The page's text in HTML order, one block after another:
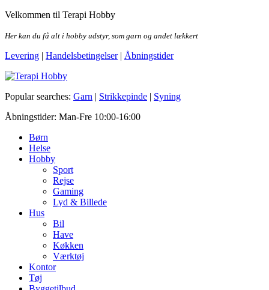
Skip
the
Velkommen til Terapi Hobby
Her kan du få alt i hobby udstyr, som garn og andet lækkert
Levering | Handelsbetingelser| Åbningstider
Terapi Hobby
Popular searches: Garn | Strikkepinde | Syning
Åbningstider: Man-Fre 10:00-16:00
Børn
Helse
Hobby
Sport
Rejse
Gaming
Lyd & Billede
Hus
Bil
Have
Køkken
Værktøj
Kontor
Tøj